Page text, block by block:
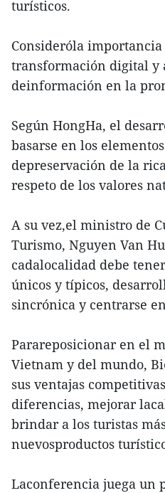
turísticos.
Consideróla
transformación digital y
deinformación en la
Según HongHa, el
basarse en los
depreservación de la
respeto de los valores
A su vez,el ministro de
Turismo, Nguyen Van
cadalocalidad debe
únicos y típicos,
sincrónica y centrarse
Parareposicionar en el
Vietnam y del mundo,
sus ventajas
diferencias, mejorar
brindar a los turistas
nuevosproductos
Laconferencia juega un